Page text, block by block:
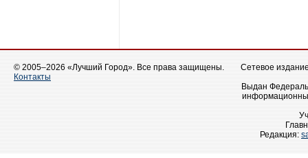
© 2005–2026 «Лучший Город». Все права защищены.
Контакты
Сетевое
Выдан
Редакция: